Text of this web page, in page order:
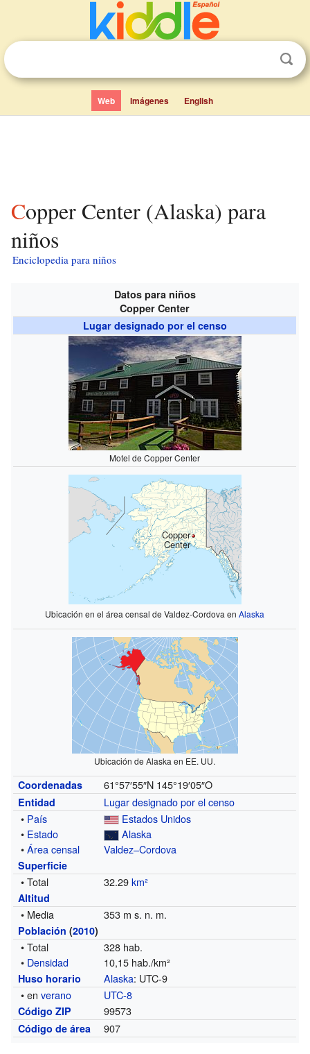
Web Imágenes English
Copper Center (Alaska) para
niños
Enciclopedia para niños
Datos para niños
Copper Center
Lugar designado por el censo
Motel de Copper Center
Copper
Center
Ubicación en el área censal de Valdez-Cordova enAlaska
Ubicación de Alaska en EE. UU.
Coordenadas 61°57′55″N 145°19′05″O
Entidad
Lugar designado por el censo
• País
Estados Unidos
• Estado
Alaska
•Área censal Valdez–Cordova
Superficie
• Total 32.29km²
Altitud
• Media 353 m s. n. m.
Población (2010)
• Total
328 hab.
• Densidad 10,15 hab./km²
Huso horario Alaska: UTC-9
• enverano UTC-8
Código ZIP 99573
Código de área 907